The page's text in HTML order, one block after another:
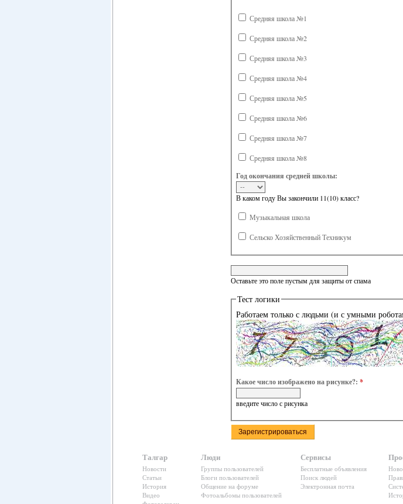
Средняя школа №1
Средняя школа №2
Средняя школа №3
Средняя школа №4
Средняя школа №5
Средняя школа №6
Средняя школа №7
Средняя школа №8
Год окончания средней школы:
В каком году Вы закончили 11(10) класс?
Музыкальная школа
Сельско Хозяйственный Техникум
Оставьте это поле пустым для защиты от спама
Тест логики
Работаем только с людьми (и с умными
Какое число изображено на рисунке?: *
введите число с рисунка
Талгар
Новости
Статьи
История
Видео
Люди
Группы пользователей
Блоги пользователей
Общение на форуме
Фотоальбомы пользователей
Сервисы
Бесплатные объявления
Поиск людей
Электронная почта